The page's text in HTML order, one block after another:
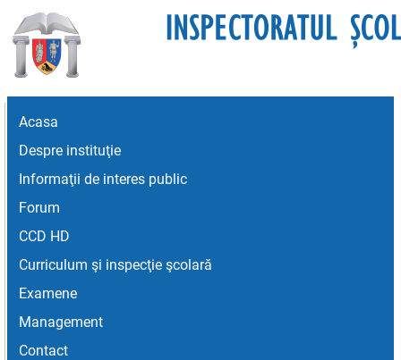
Acasa
Despre instituţie
Informaţii de interes public
Forum
CCD HD
Curriculum şi inspecţie şcolară
Examene
Management
Contact